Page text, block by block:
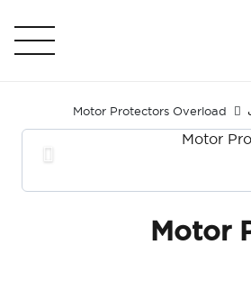
Motor Protectors Overload
Motor